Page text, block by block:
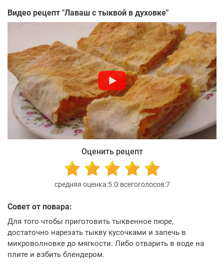
Видео рецепт "Лаваш с тыквой в духовке"
Оценить рецепт
5.0 7
Совет от повара:
Для того чтобы приготовить тыквенное пюре,
достаточно нарезать тыкву кусочками и запечь в
микроволновке до мягкости. Либо отварить в воде на
плите и взбить блендером.